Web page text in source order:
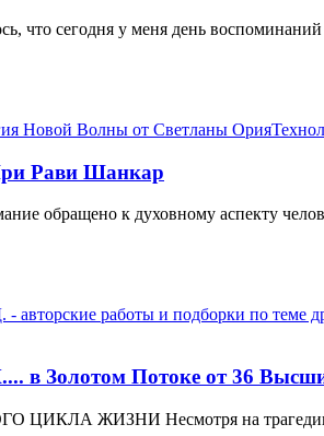
что сегодня у меня день
Новой Волны от Светланы Ория
Рави Шанкар
обращено к духовному аспекту
работы и подборки по теме
в Золотом Потоке от 36
ЖИЗНИ Несмотря на трагедию,